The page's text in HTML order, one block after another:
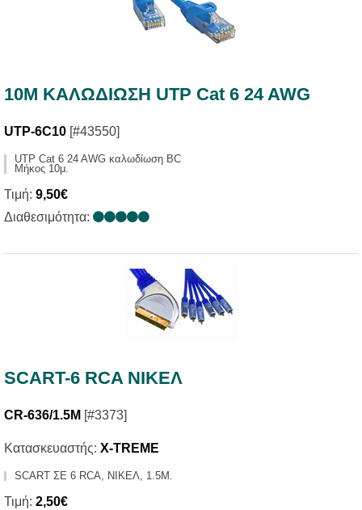
10M ΚΑΛΩΔΙΩΣΗ UTP Cat 6 24 AWG
UTP-6C10 [#43550]
UTP Cat 6 24 AWG καλωδίωση BC
Μήκος 10μ.
Τιμή: 9,50€
Διαθεσιμότητα:
SCART-6 RCA ΝΙΚΕΛ
CR-636/1.5M [#3373]
Κατασκευαστής: X-TREME
SCART ΣΕ 6 RCA, ΝΙΚΕΛ, 1.5Μ.
Τιμή: 2,50€